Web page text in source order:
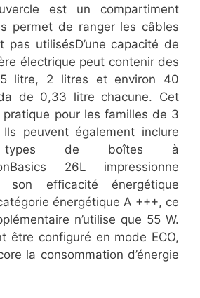
est un compartiment
permet de ranger les câbles
pas utilisésD’une capacité de
électrique peut contenir des
litre, 2 litres et environ 40
de 0,33 litre chacune. Cet
pour les familles de 3
peuvent également inclure
de boîtes à
26L impressionne
son efficacité énergétique
énergétique A +++, ce
n’utilise que 55 W.
être configuré en mode ECO,
la consommation d’énergie